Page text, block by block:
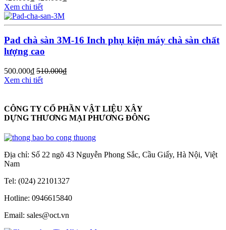
Xem chi tiết
Pad chà sàn 3M-16 Inch phụ kiện máy chà sàn chất
lượng cao
500.000₫ 510.000₫
Xem chi tiết
CÔNG TY CỔ PHẦN VẬT LIỆU XÂY
DỰNG THƯƠNG MẠI PHƯƠNG ĐÔNG
Địa chỉ: Số 22 ngõ 43 Nguyễn Phong Sắc, Cầu Giấy, Hà Nội, Việt
Nam
Tel: (024) 22101327
Hotline: 0946615840
Email: sales@oct.vn